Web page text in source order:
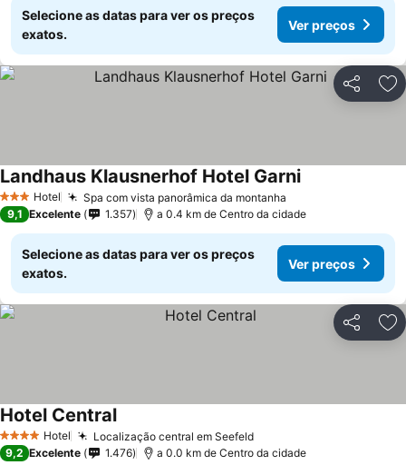
Selecione as datas para ver os preços
exatos.
Ver preços
Partilhar
3 EstrelasHotel Spa com vista panorâmica da montanha
Landhaus Klausnerhof Hotel GarniVer preços
9,1 Excelente 1.357 a 0.4 km de Centro da cidade
Selecione as datas para ver os preços
exatos.
Ver preços
Partilhar
4 EstrelasHotel Localização central em SeefeldVer preços
Hotel CentralVer preços
9,2 Excelente 1.476 a 0.0 km de Centro da cidade